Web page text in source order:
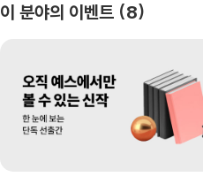
이 분야의 이벤트 8